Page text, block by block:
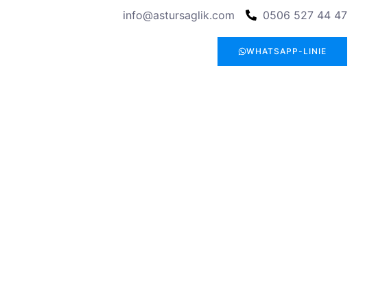
info@astursaglik.com 0506 527 44 47
WHATSAPP-LINIE